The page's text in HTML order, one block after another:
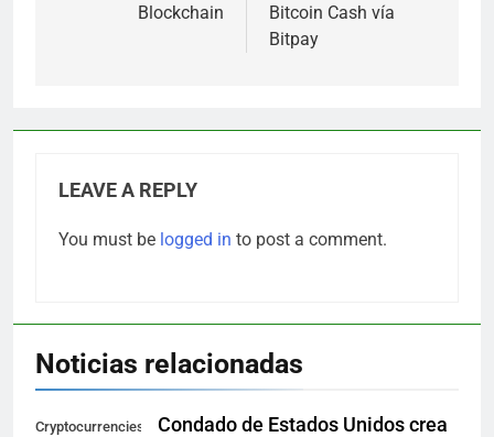
Blockchain
Bitcoin Cash vía
Bitpay
LEAVE A REPLY
You must be logged in to post a comment.
Noticias relacionadas
Cryptocurrencies
Condado de Estados Unidos crea